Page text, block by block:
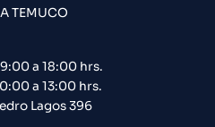
TEMUCO
a 18:00 hrs.
a 13:00 hrs.
Lagos 396